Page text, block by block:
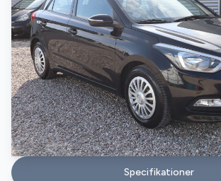
Specifikationer